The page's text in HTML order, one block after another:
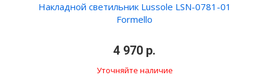
Накладной светильник Lussole LSN-0781-01
Formello
4 970 р.
Уточняйте наличие